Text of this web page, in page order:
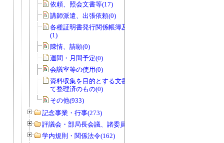
依頼、照会文書等(17)
講師派遣、出張依頼(0)
各種証明書発行関係帳簿及び関係書類
(1)
陳情、請願(0)
週間・月間予定(0)
会議室等の使用(0)
資料収集を目的とする文書で資料とし
て整理済のもの(0)
その他(933)
記念事業・行事(273)
評議会・部局長会議、諸委員会等(1466)
学内規則・関係法令(162)